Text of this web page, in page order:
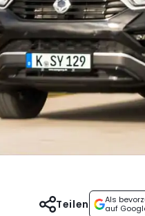
Als
auf
Teilen